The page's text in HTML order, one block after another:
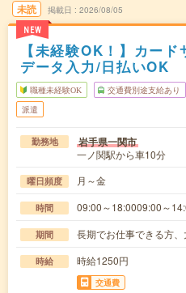
未読
NEW
掲載日 2026/08/05
【未経験OK！】カー
データ入力/日払いOK
職種未経験OK 交通費別途支給あり
派遣
勤務地 岩手県一関市
一ノ関駅から車10分
曜日頻度 月～金
時間 09:00～18:0009:00～
期間 長期でお仕事できる方、
時給 時給1250円
交通費